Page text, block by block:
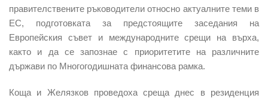
правителствените ръководители относно актуалните теми в
ЕС, подготовката за предстоящите заседания на
Европейския съвет и международните срещи на върха,
както и да се запознае с приоритетите на различните
държави по Многогодишната финансова рамка.
Коща и Желязков проведоха среща днес в резиденция